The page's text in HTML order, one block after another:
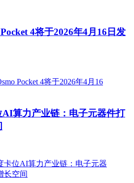
4将于2026年4月16日发
AI算力产业链：电子元器件打